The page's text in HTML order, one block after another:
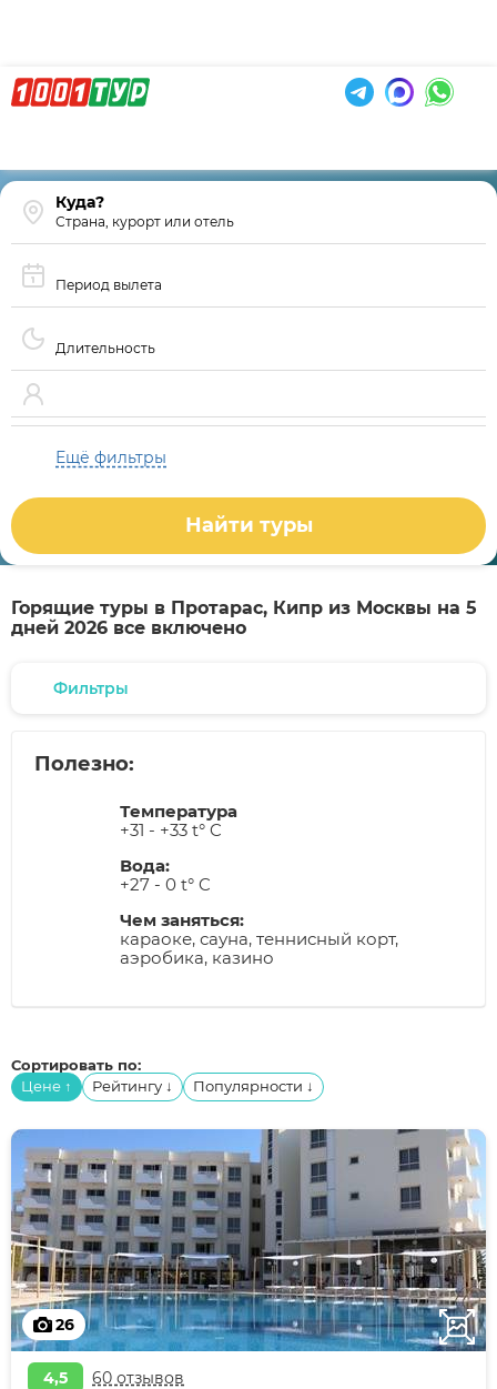
Страна, курорт или отель
Период вылета
Длительность
Ещё фильтры
Найти туры
Горящие туры в Протарас, Кипр из Москвы на 5
дней 2026 все включено
Фильтры
Полезно:
Температура
+31 - +33 t° C
Вода:
+27 - 0 t° C
Чем заняться:
караоке, сауна, теннисный корт,
аэробика, казино
Сортировать по:
Цене ↑ Рейтингу ↓ Популярности ↓
26
4,5 60 отзывов